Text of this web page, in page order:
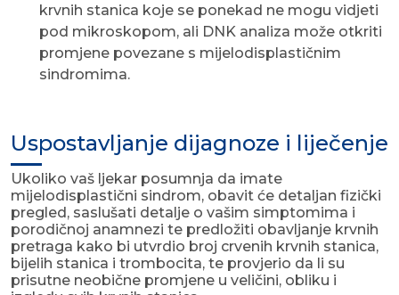
krvnih stanica koje se ponekad ne mogu vidjeti
pod mikroskopom, ali DNK analiza može otkriti
promjene povezane s mijelodisplastičnim
sindromima.
Uspostavljanje dijagnoze i liječenje
Ukoliko vaš ljekar posumnja da imate
mijelodisplastični sindrom, obavit će detaljan fizički
pregled, saslušati detalje o vašim simptomima i
porodičnoj anamnezi te predložiti obavljanje krvnih
pretraga kako bi utvrdio broj crvenih krvnih stanica,
bijelih stanica i trombocita, te provjerio da li su
prisutne neobične promjene u veličini, obliku i